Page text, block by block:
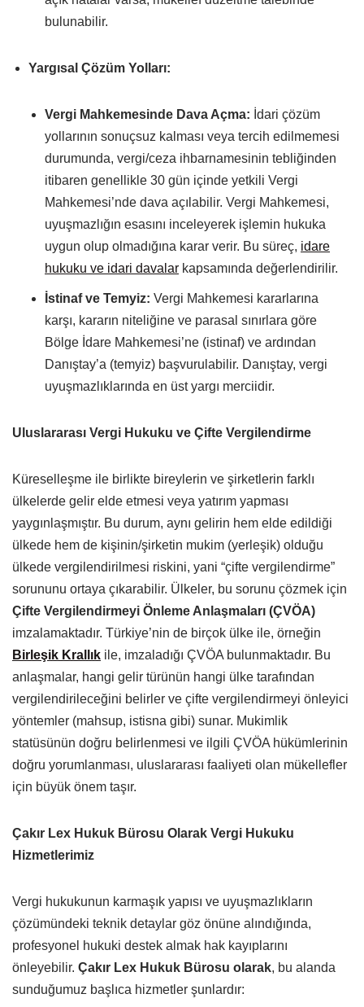
bulunabilir.
Yargısal Çözüm Yolları:
Vergi Mahkemesinde Dava Açma: İdari çözüm
yollarının sonuçsuz kalması veya tercih edilmemesi
durumunda, vergi/ceza ihbarnamesinin tebliğinden
itibaren genellikle 30 gün içinde yetkili Vergi
Mahkemesi’nde dava açılabilir. Vergi Mahkemesi,
uyuşmazlığın esasını inceleyerek işlemin hukuka
uygun olup olmadığına karar verir. Bu süreç, idare
hukuku ve idari davalar kapsamında değerlendirilir.
İstinaf ve Temyiz: Vergi Mahkemesi kararlarına
karşı, kararın niteliğine ve parasal sınırlara göre
Bölge İdare Mahkemesi’ne (istinaf) ve ardından
Danıştay’a (temyiz) başvurulabilir. Danıştay, vergi
uyuşmazlıklarında en üst yargı merciidir.
Uluslararası Vergi Hukuku ve Çifte Vergilendirme
Küreselleşme ile birlikte bireylerin ve şirketlerin farklı
ülkelerde gelir elde etmesi veya yatırım yapması
yaygınlaşmıştır. Bu durum, aynı gelirin hem elde edildiği
ülkede hem de kişinin/şirketin mukim (yerleşik) olduğu
ülkede vergilendirilmesi riskini, yani “çifte vergilendirme”
sorununu ortaya çıkarabilir. Ülkeler, bu sorunu çözmek için
Çifte Vergilendirmeyi Önleme Anlaşmaları (ÇVÖA)
imzalamaktadır. Türkiye’nin de birçok ülke ile, örneğin
Birleşik Krallık ile, imzaladığı ÇVÖA bulunmaktadır. Bu
anlaşmalar, hangi gelir türünün hangi ülke tarafından
vergilendirileceğini belirler ve çifte vergilendirmeyi önleyici
yöntemler (mahsup, istisna gibi) sunar. Mukimlik
statüsünün doğru belirlenmesi ve ilgili ÇVÖA hükümlerinin
doğru yorumlanması, uluslararası faaliyeti olan mükellefler
için büyük önem taşır.
Çakır Lex Hukuk Bürosu Olarak Vergi Hukuku
Hizmetlerimiz
Vergi hukukunun karmaşık yapısı ve uyuşmazlıkların
çözümündeki teknik detaylar göz önüne alındığında,
profesyonel hukuki destek almak hak kayıplarını
önleyebilir. Çakır Lex Hukuk Bürosu olarak, bu alanda
sunduğumuz başlıca hizmetler şunlardır: